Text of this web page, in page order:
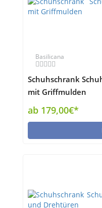
Basilicana
Schuhschrank
mit Griffmulden
ab 179,00€*